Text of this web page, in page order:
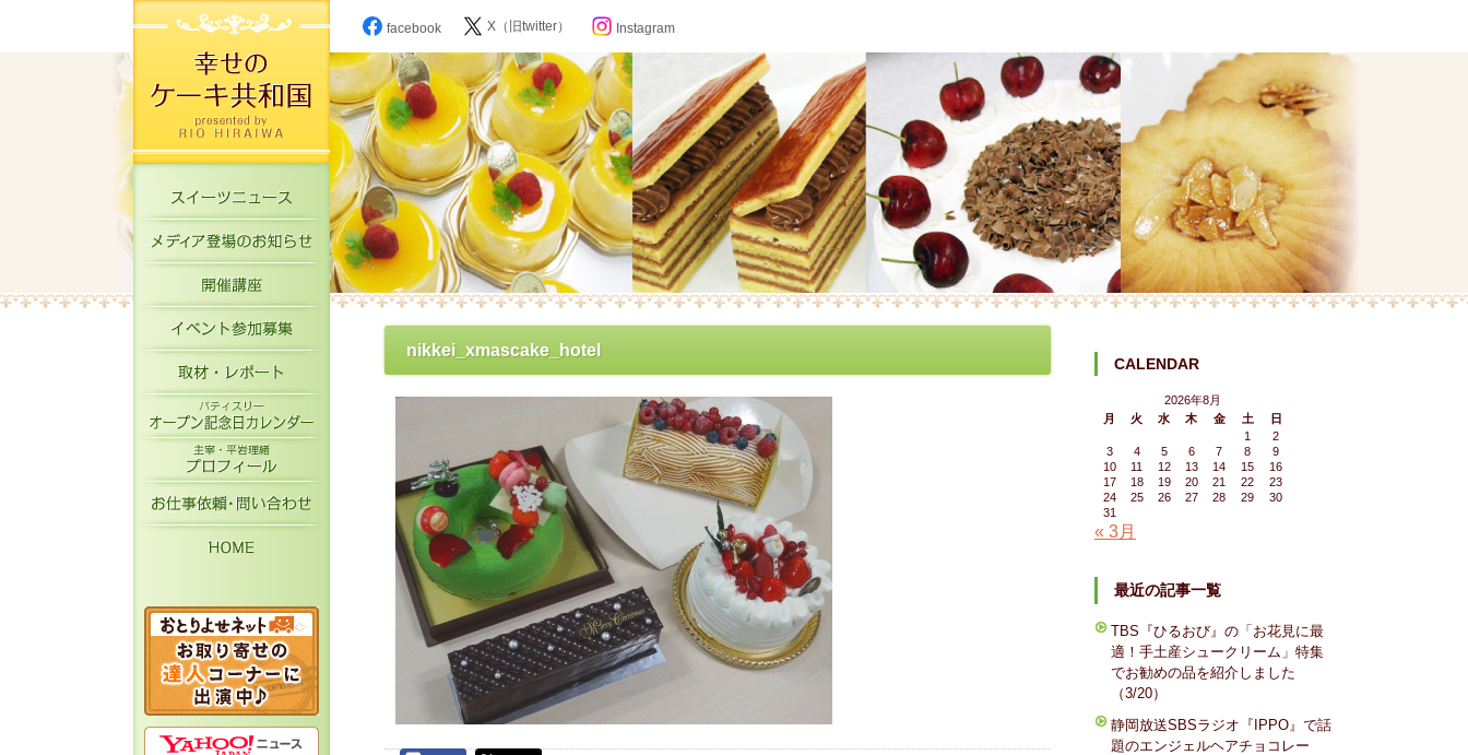
スイーツニュース
メディア登場のお知らせ
開催講座
イベント参加募集
パティスリーオープン記念日カレンダー
主宰・平岩理緒プロフィール
お仕事依頼・お問い合わせ
facebook X（旧twitter） Instagram
nikkei_xmascake_hotel
CALENDAR
2026年8月
月
火 水 木 金 土
日
1
2
3
4 5 6 7 8
9
10
11 12 13 14 15
16
17
18 19 20 21 22
23
24
25 26 27 28 29
30
31
« 3月
最近の記事一覧
TBS『ひるおび』の「お花見に最
適！手土産シュークリーム」特集
でお勧めの品を紹介しました
（3/20）
静岡放送SBSラジオ『IPPO』で話
題のエンジェルヘアチョコレー